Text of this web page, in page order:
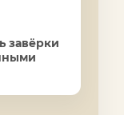
завёрки